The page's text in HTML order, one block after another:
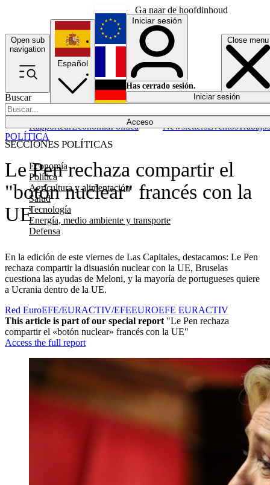
Ga naar de hoofdinhoud
Open sub
navigation
Close menu
Buscar
Acceso
SECCIONES POLÍTICAS
Economía
Política
Agricultura y alimentación
Salud
Tecnología
Energía, medio ambiente y transporte
Defensa
RapporteurEconomíaPolítica NewslettersEventosTrabajos
Español
English
Français
Iniciar sesión
Has cerrado sesión.
Iniciar sesión
Le Pen rechaza compartir el
"botón nuclear" francés con la
UE
En la edición de este viernes de Las Capitales, destacamos: Le Pen
rechaza compartir la disuasión nuclear con la UE, Bruselas
cuestiona las ayudas de Meloni, y la mayoría de portugueses quiere
a Ucrania dentro de la UE.
POLÍTICA
Red EuroEFE/EURACTIV/EFEEUROEFE EURACTIV
This article is part of our special report "Le Pen rechaza
compartir el «botón nuclear» francés con la UE"
Access the full report